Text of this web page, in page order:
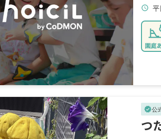
schedule
園庭
verified公
つ